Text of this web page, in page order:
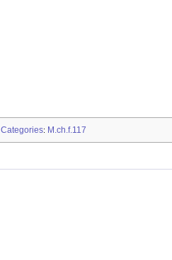
Categories: M.ch.f.117